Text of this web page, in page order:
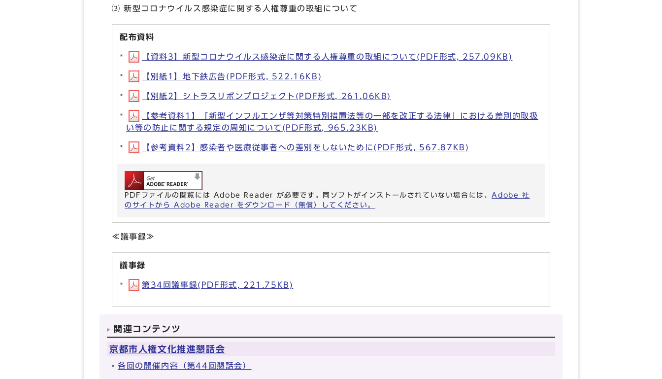
⑶ 新型コロナウイルス感染症に関する人権尊重の取組について
配布資料
【資料3】新型コロナウイルス感染症に関する人権尊重の取組について(PDF形式, 257.09KB)
【別紙1】地下鉄広告(PDF形式, 522.16KB)
【別紙2】シトラスリボンプロジェクト(PDF形式, 261.06KB)
【参考資料1】「新型インフルエンザ等対策特別措置法等の一部を改正する法律」における差別的取扱
い等の防止に関する規定の周知について(PDF形式, 965.23KB)
【参考資料2】感染者や医療従事者への差別をしないために(PDF形式, 567.87KB)
PDFファイルの閲覧には Adobe Reader が必要です。同ソフトがインストールされていない場合には、Adobe 社
のサイトから Adobe Reader をダウンロード（無償）してください。
≪議事録≫
議事録
第34回議事録(PDF形式, 221.75KB)
関連コンテンツ
京都市人権文化推進懇話会
各回の開催内容（第44回懇話会）